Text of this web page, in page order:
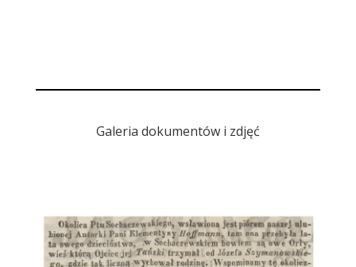
Galeria dokumentów i zdjęć